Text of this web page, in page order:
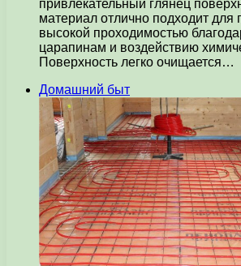
привлекательный глянец
материал отлично подходит
высокой проходимостью
царапинам и воздействию
Поверхность легко очищается…
Домашний быт